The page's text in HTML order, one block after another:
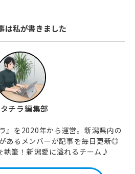
は私が書きました
チラ編集部
』を2020年から運営。新潟県内の
あるメンバーが記事を毎日更新◎
筆！新潟愛に溢れるチーム♪